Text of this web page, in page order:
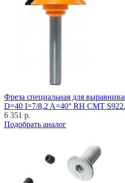
Фреза специальная для
D=40 I=7/8,2 A=40° RH CMT
6 351 р.
Подобрать аналог